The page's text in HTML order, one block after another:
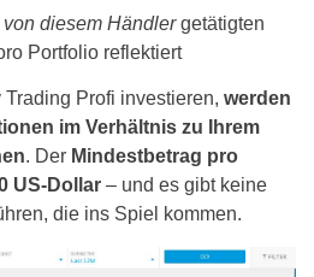
von diesem Händlergetätigten
Portfolio reflektiert
Profi investieren, werden
im Verhältnis zu Ihrem
. Der Mindestbetrag pro
US-Dollar – und es gibt keine
die ins Spiel kommen.